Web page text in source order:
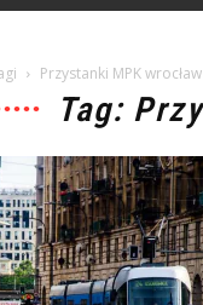
Przystanki MPK wrocław
Tag: